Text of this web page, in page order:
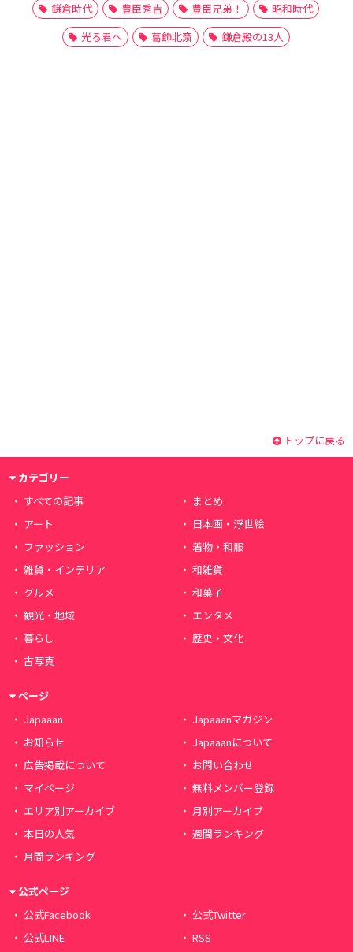
鎌倉時代
豊臣秀吉 豊臣兄弟！
昭和時代
光る君へ
葛飾北斎 鎌倉殿の13人
トップに戻る
カテゴリー
すべての記事
まとめ
アート
日本画・浮世絵
ファッション
着物・和服
雑貨・インテリア
和雑貨
グルメ
和菓子
観光・地域
エンタメ
暮らし
歴史・文化
古写真
ページ
Japaaan
Japaaanマガジン
お知らせ
Japaaanについて
広告掲載について
お問い合わせ
マイページ
無料メンバー登録
エリア別アーカイブ
月別アーカイブ
本日の人気
週間ランキング
月間ランキング
公式ページ
公式Facebook
公式Twitter
公式LINE
RSS